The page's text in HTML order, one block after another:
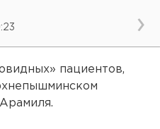
пациентов,